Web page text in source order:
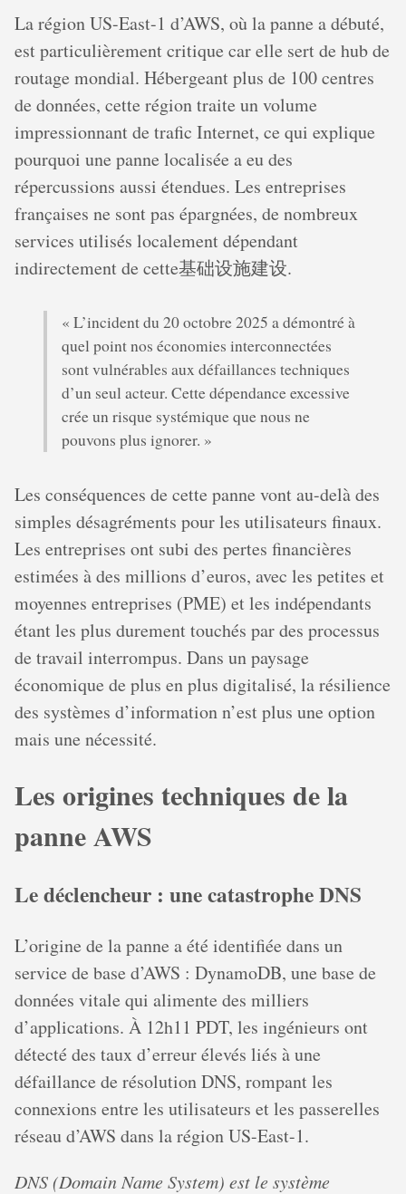
La région US-East-1 d’AWS, où la panne a débuté,
est particulièrement critique car elle sert de hub de
routage mondial. Hébergeant plus de 100 centres
de données, cette région traite un volume
impressionnant de trafic Internet, ce qui explique
pourquoi une panne localisée a eu des
répercussions aussi étendues. Les entreprises
françaises ne sont pas épargnées, de nombreux
services utilisés localement dépendant
indirectement de cette基础设施建设.
« L’incident du 20 octobre 2025 a démontré à
quel point nos économies interconnectées
sont vulnérables aux défaillances techniques
d’un seul acteur. Cette dépendance excessive
crée un risque systémique que nous ne
pouvons plus ignorer. »
Les conséquences de cette panne vont au-delà des
simples désagréments pour les utilisateurs finaux.
Les entreprises ont subi des pertes financières
estimées à des millions d’euros, avec les petites et
moyennes entreprises (PME) et les indépendants
étant les plus durement touchés par des processus
de travail interrompus. Dans un paysage
économique de plus en plus digitalisé, la résilience
des systèmes d’information n’est plus une option
mais une nécessité.
Les origines techniques de la
panne AWS
Le déclencheur : une catastrophe DNS
L’origine de la panne a été identifiée dans un
service de base d’AWS : DynamoDB, une base de
données vitale qui alimente des milliers
d’applications. À 12h11 PDT, les ingénieurs ont
détecté des taux d’erreur élevés liés à une
défaillance de résolution DNS, rompant les
connexions entre les utilisateurs et les passerelles
réseau d’AWS dans la région US-East-1.
DNS (Domain Name System) est le système